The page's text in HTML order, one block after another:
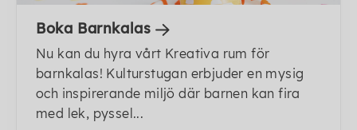
Boka Barnkalas
Nu kan du hyra vårt Kreativa rum för
barnkalas! Kulturstugan erbjuder en mysig
och inspirerande miljö där barnen kan fira
med lek, pyssel...